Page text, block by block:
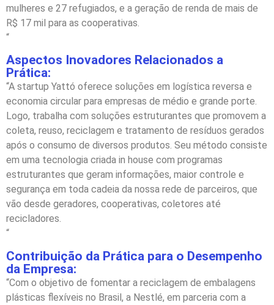
mulheres e 27 refugiados, e a geração de renda de mais de
R$ 17 mil para as cooperativas.
“
Aspectos Inovadores Relacionados a
Prática:
“A startup Yattó oferece soluções em logística reversa e
economia circular para empresas de médio e grande porte.
Logo, trabalha com soluções estruturantes que promovem a
coleta, reuso, reciclagem e tratamento de resíduos gerados
após o consumo de diversos produtos. Seu método consiste
em uma tecnologia criada in house com programas
estruturantes que geram informações, maior controle e
segurança em toda cadeia da nossa rede de parceiros, que
vão desde geradores, cooperativas, coletores até
recicladores.
“
Contribuição da Prática para o Desempenho
da Empresa:
“Com o objetivo de fomentar a reciclagem de embalagens
plásticas flexíveis no Brasil, a Nestlé, em parceria com a